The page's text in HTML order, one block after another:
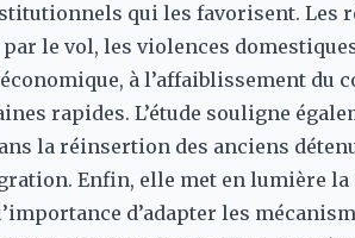
qui les favorisent. Les
le vol, les violences
à l’affaiblissement du
rapides. L’étude souligne
la réinsertion des anciens
Enfin, elle met en lumière
d’adapter les